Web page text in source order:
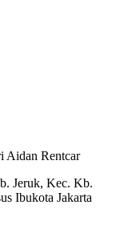
Aidan Rentcar
Jeruk, Kec. Kb.
Ibukota Jakarta